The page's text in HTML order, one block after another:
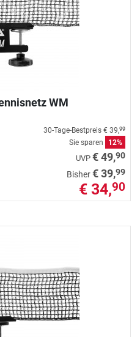
WM
30-Tage-Bestpreis € 39,99
Sie sparen 12%
UVP € 49,90
Bisher€ 39,99
€ 34,90